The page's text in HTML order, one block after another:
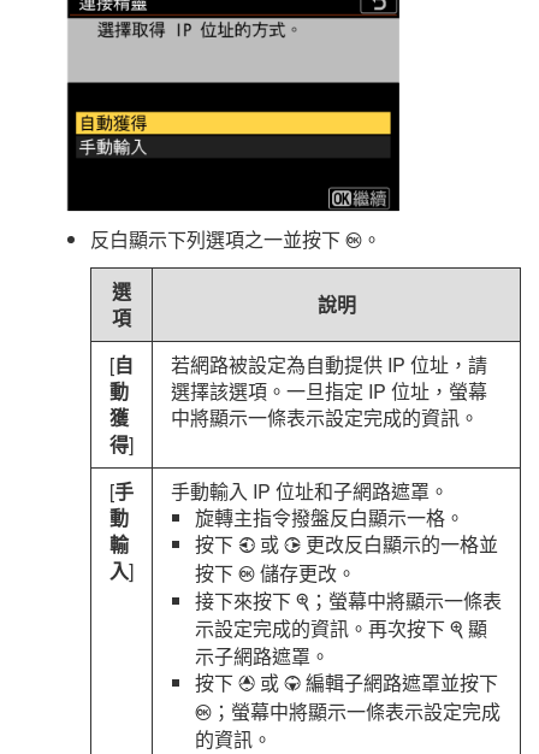
反白顯示下列選項之一並按下 J 。
選
項
說明
[自
動
獲
得]
若網路被設定為自動提供 IP 位址，請
選擇該選項。一旦指定 IP 位址，螢幕
中將顯示一條表示設定完成的資訊。
[手
動
輸
入]
手動輸入 IP 位址和子網路遮罩。
旋轉主指令撥盤反白顯示一格。
按下 4 或 2 更改反白顯示的一格並
按下 J 儲存更改。
接下來按下 X ；螢幕中將顯示一條表
示設定完成的資訊。再次按下 X 顯
示子網路遮罩。
按下 1 或 3 編輯子網路遮罩並按下
J ；螢幕中將顯示一條表示設定完成
的資訊。